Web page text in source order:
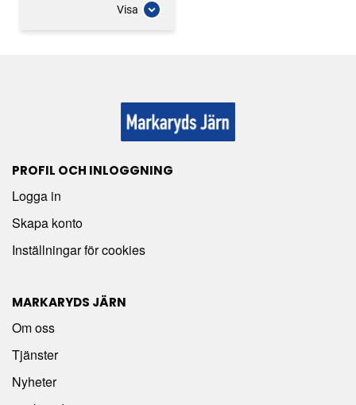
Visa
PROFIL OCH INLOGGNING
Logga in
Skapa konto
Inställningar för cookies
MARKARYDS JÄRN
Om oss
Tjänster
Nyheter